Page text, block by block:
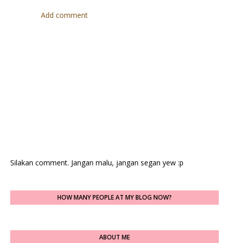
Add comment
Silakan comment. Jangan malu, jangan segan yew :p
HOW MANY PEOPLE AT MY BLOG NOW?
ABOUT ME